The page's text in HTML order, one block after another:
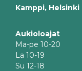
Kamppi, Helsinki
Aukioloajat
Ma-pe 10-20
La 10-19
Su 12-18